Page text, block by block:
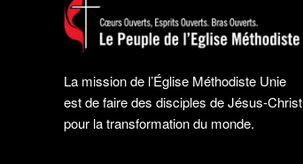
La mission de l’Église Méthodiste Unie
est de faire des disciples de Jésus-Christ
pour la transformation du monde.